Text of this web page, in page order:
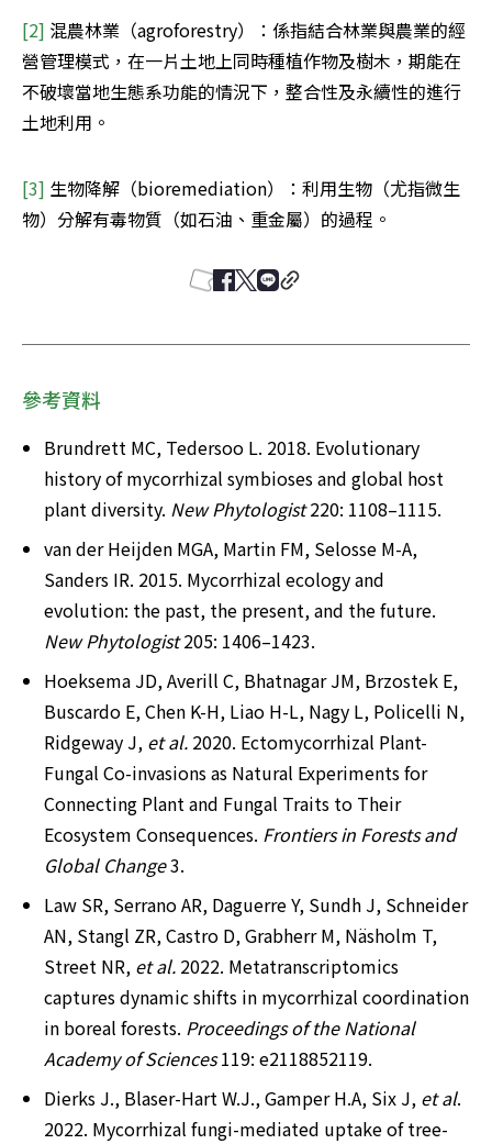
[2] 混農林業（agroforestry）：係指結合林業與農業的經
營管理模式，在一片土地上同時種植作物及樹木，期能在
不破壞當地生態系功能的情況下，整合性及永續性的進行
土地利用。
[3] 生物降解（bioremediation）：利用生物（尤指微生
物）分解有毒物質（如石油、重金屬）的過程。
參考資料
Brundrett MC, Tedersoo L. 2018. Evolutionary
history of mycorrhizal symbioses and global host
plant diversity. New Phytologist 220: 1108–1115.
van der Heijden MGA, Martin FM, Selosse M-A,
Sanders IR. 2015. Mycorrhizal ecology and
New Phytologist 205: 1406–1423.
Hoeksema JD, Averill C, Bhatnagar JM, Brzostek E,
Buscardo E, Chen K-H, Liao H-L, Nagy L, Policelli N,
Ridgeway J, et al. 2020. Ectomycorrhizal Plant-
Fungal Co-invasions as Natural Experiments for
Connecting Plant and Fungal Traits to Their
Ecosystem Consequences. Frontiers in Forests and
Global Change 3.
Law SR, Serrano AR, Daguerre Y, Sundh J, Schneider
AN, Stangl ZR, Castro D, Grabherr M, Näsholm T,
Street NR, et al. 2022. Metatranscriptomics
captures dynamic shifts in mycorrhizal coordination
in boreal forests. Proceedings of the National
Academy of Sciences 119: e2118852119.
Dierks J., Blaser-Hart W.J., Gamper H.A, Six J, et al.
2022. Mycorrhizal fungi-mediated uptake of tree-